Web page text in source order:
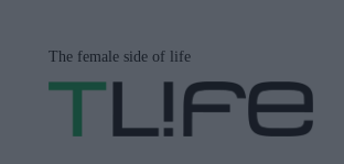
περιεχόμενο
The female side of life